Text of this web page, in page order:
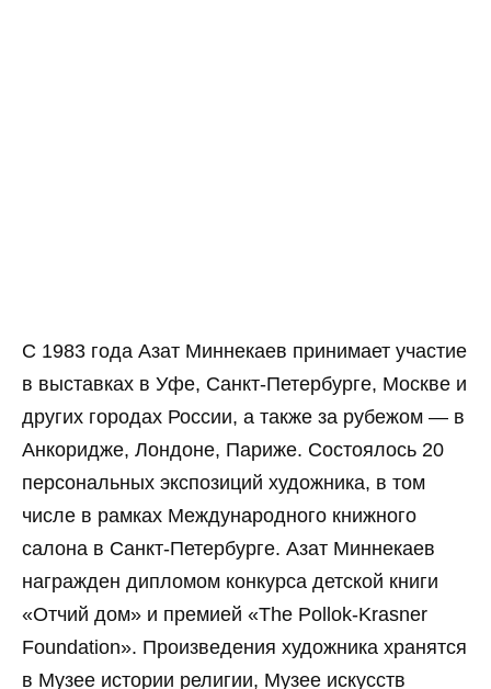
С 1983 года Азат Миннекаев принимает участие
в выставках в Уфе, Санкт-Петербурге, Москве и
других городах России, а также за рубежом — в
Анкоридже, Лондоне, Париже. Состоялось 20
персональных экспозиций художника, в том
числе в рамках Международного книжного
салона в Санкт-Петербурге. Азат Миннекаев
награжден дипломом конкурса детской книги
«Отчий дом» и премией «The Pollok-Krasner
Foundation». Произведения художника хранятся
в Музее истории религии, Музее искусств